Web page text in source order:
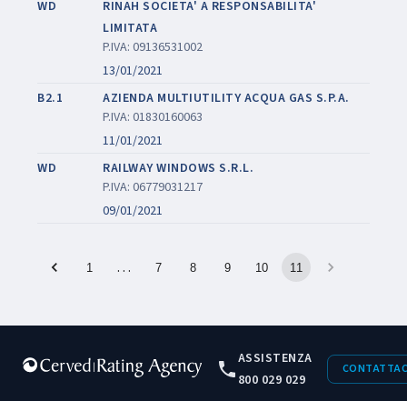
WD
RINAH SOCIETA' A RESPONSABILITA'
LIMITATA
P.IVA: 09136531002
13/01/2021
B2.1
AZIENDA MULTIUTILITY ACQUA GAS S.P.A.
P.IVA: 01830160063
11/01/2021
WD
RAILWAY WINDOWS S.R.L.
P.IVA: 06779031217
09/01/2021
1 … 7 8 9 10 11
ASSISTENZA
800 029 029